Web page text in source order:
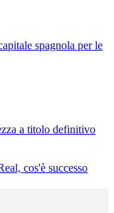
spagnola per le
a titolo definitivo
cos'è successo